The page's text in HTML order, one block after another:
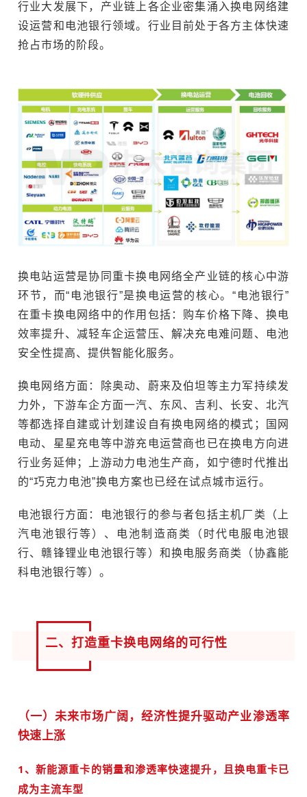
行业大发展下，产业链上各企业密集涌入换电网络建
设运营和电池银行领域。行业目前处于各方主体快速
抢占市场的阶段。
换电站运营是协同重卡换电网络全产业链的核心中游
环节，而“电池银行”是换电运营的核心。“电池银行”
在重卡换电网络中的作用包括：购车价格下降、换电
效率提升、减轻车企运营压、解决充电难问题、电池
安全性提高、提供智能化服务。
换电网络方面：除奥动、蔚来及伯坦等主力军持续发
力外，下游车企方面一汽、东风、吉利、长安、北汽
等都选择自建或计划建设自有换电网络的模式；国网
电动、星星充电等中游充电运营商也已在换电方向进
行业务延伸；上游动力电池生产商，如宁德时代推出
的“巧克力电池”换电方案也已经在试点城市运行。
电池银行方面：电池银行的参与者包括主机厂类（上
汽电池银行等）、电池制造商类（时代电服电池银
行、赣锋锂业电池银行等）和换电服务商类（协鑫能
科电池银行等）。
二、打造重卡换电网络的可行性
（一）未来市场广阔，经济性提升驱动产业渗透率
快速上涨
1、新能源重卡的销量和渗透率快速提升，且换电重卡已
成为主流车型